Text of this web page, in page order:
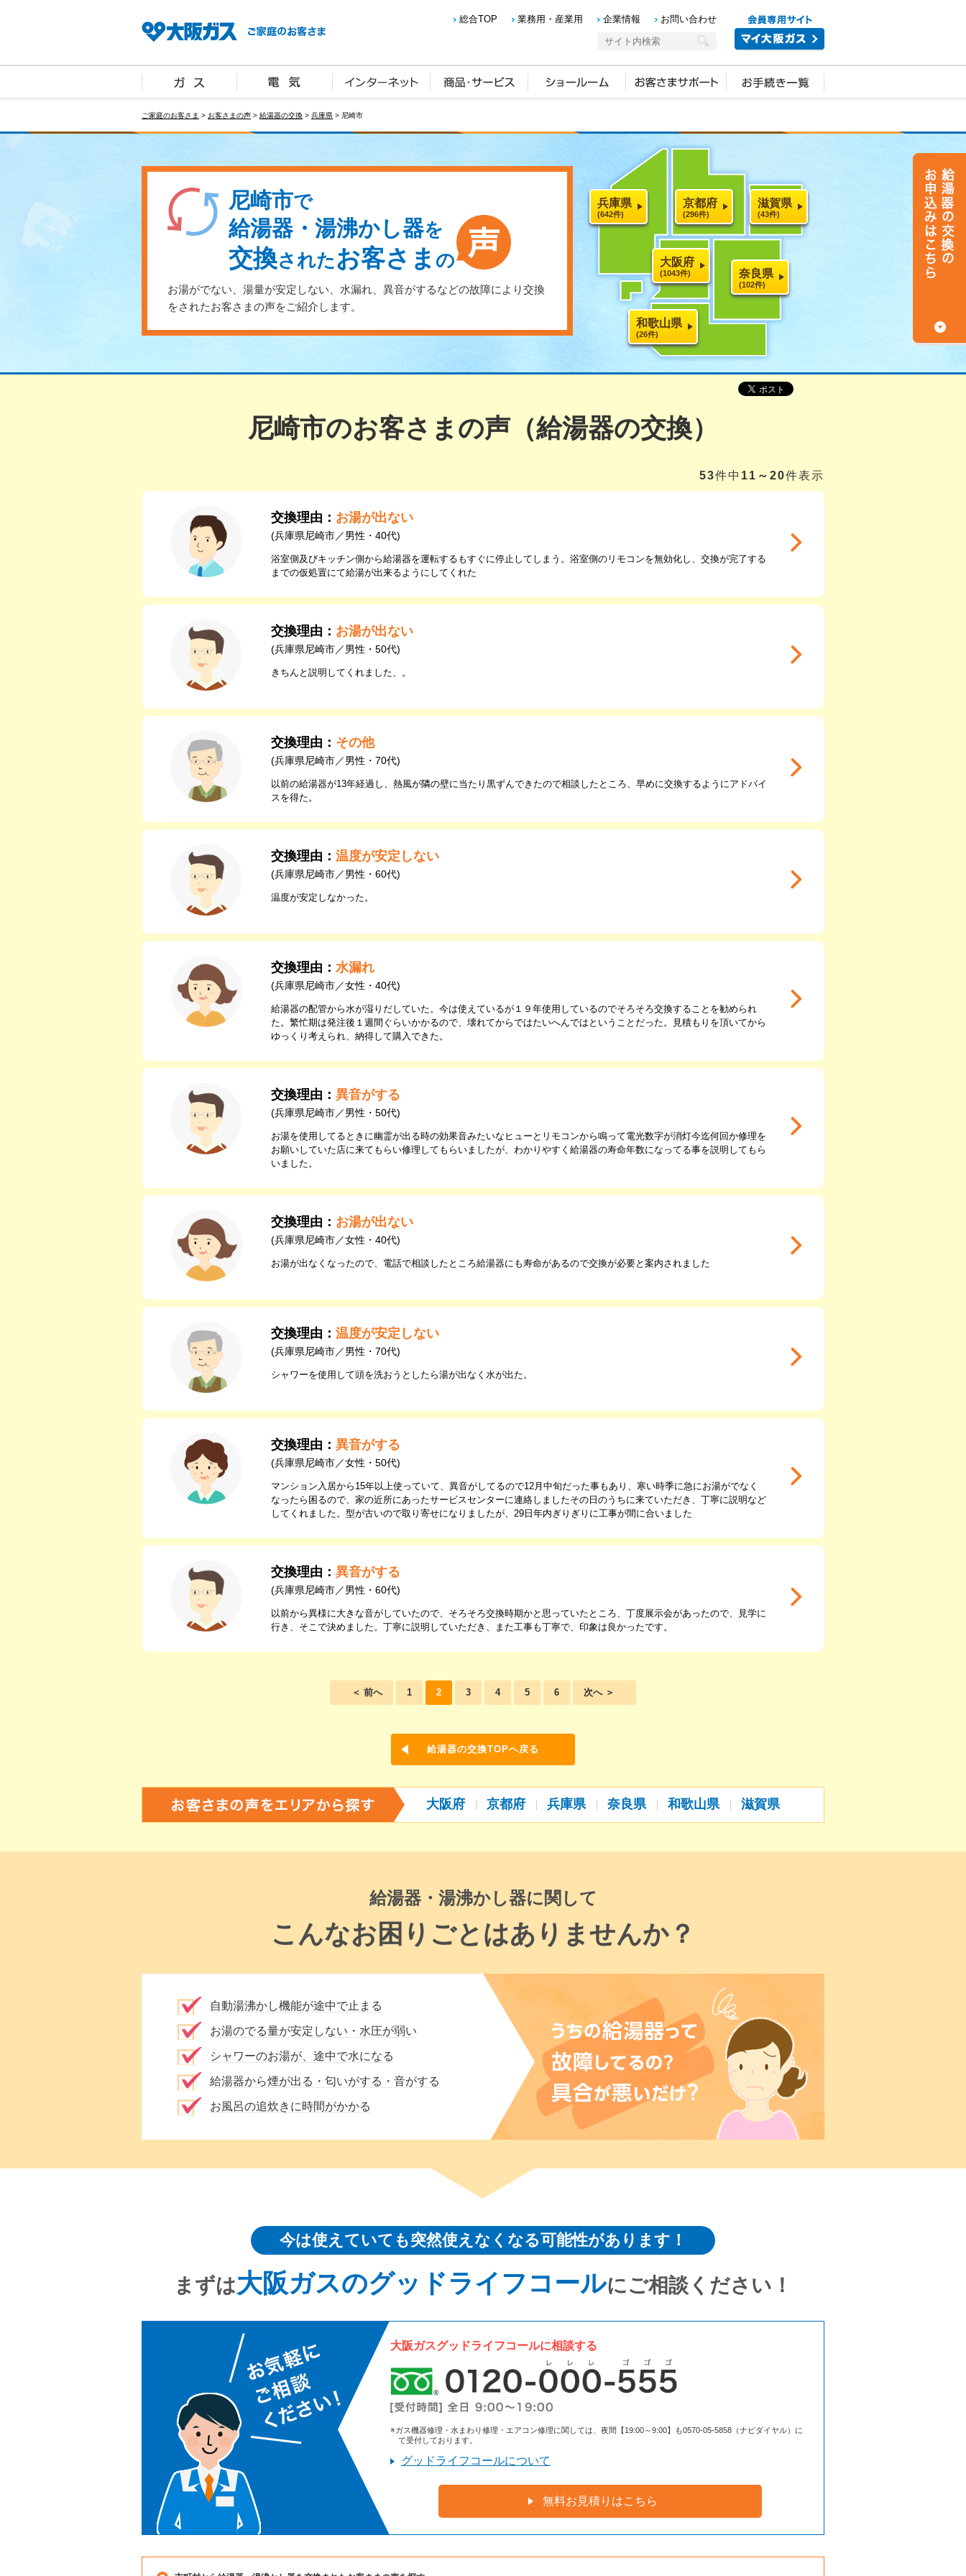
総合TOP 業務用・産業用 企業情報 お問い合わせ
ご家庭のお客さま > お客さまの声 > 給湯器の交換 > 兵庫県 > 尼崎市
尼崎市で
給湯器・湯沸かし器を
交換されたお客さま の
お湯がでない、湯量が安定しない、水漏れ、異音がするなどの故障により交換
をされたお客さまの声をご紹介します。
兵庫県
(642件)
京都府
(296件)
滋賀県
(43件)
大阪府
(1043件) 奈良県
(102件)
和歌山県
(26件)
尼崎市のお客さまの声（給湯器の交換）
53件中 11～20件表示
交換理由： お湯が出ない
(兵庫県尼崎市／男性・40代)
浴室側及びキッチン側から給湯器を運転するもすぐに停止してしまう。浴室側のリモコンを無効化し、交換が完了する
までの仮処置にて給湯が出来るようにしてくれた
交換理由： お湯が出ない
(兵庫県尼崎市／男性・50代)
きちんと説明してくれました、。
交換理由： その他
(兵庫県尼崎市／男性・70代)
以前の給湯器が13年経過し、熱風が隣の壁に当たり黒ずんできたので相談したところ、早めに交換するようにアドバイ
スを得た。
交換理由： 温度が安定しない
(兵庫県尼崎市／男性・60代)
温度が安定しなかった。
交換理由： 水漏れ
(兵庫県尼崎市／女性・40代)
給湯器の配管から水が湿りだしていた。今は使えているが１９年使用しているのでそろそろ交換することを勧められ
た。繁忙期は発注後１週間ぐらいかかるので、壊れてからではたいへんではということだった。見積もりを頂いてから
ゆっくり考えられ、納得して購入できた。
交換理由： 異音がする
(兵庫県尼崎市／男性・50代)
お湯を使用してるときに幽霊が出る時の効果音みたいなヒューとリモコンから鳴って電光数字が消灯今迄何回か修理を
お願いしていた店に来てもらい修理してもらいましたが、わかりやすく給湯器の寿命年数になってる事を説明してもら
いました。
交換理由： お湯が出ない
(兵庫県尼崎市／女性・40代)
お湯が出なくなったので、電話で相談したところ給湯器にも寿命があるので交換が必要と案内されました
交換理由： 温度が安定しない
(兵庫県尼崎市／男性・70代)
シャワーを使用して頭を洗おうとしたら湯が出なく水が出た。
交換理由： 異音がする
(兵庫県尼崎市／女性・50代)
マンション入居から15年以上使っていて、異音がしてるので12月中旬だった事もあり、寒い時季に急にお湯がでなく
なったら困るので、家の近所にあったサービスセンターに連絡しましたその日のうちに来ていただき、丁寧に説明など
してくれました。型が古いので取り寄せになりましたが、29日年内ぎりぎりに工事が間に合いました
交換理由： 異音がする
(兵庫県尼崎市／男性・60代)
以前から異様に大きな音がしていたので、そろそろ交換時期かと思っていたところ、丁度展示会があったので、見学に
行き、そこで決めました。丁寧に説明していただき、また工事も丁寧で、印象は良かったです。
＜ 前へ 1 2 3 4 5 6 次へ ＞
給湯器の交換TOPへ戻る
大阪府 京都府 兵庫県 奈良県 和歌山県 滋賀県
給湯器・湯沸かし器に関して
こんなお困りごとはありませんか？
自動湯沸かし機能が途中で止まる
お湯のでる量が安定しない・水圧が弱い
シャワーのお湯が、途中で水になる
給湯器から煙が出る・匂いがする・音がする
お風呂の追炊きに時間がかかる
今は使えていても突然使えなくなる可能性があります！
まずは大阪ガスのグッドライフコールにご相談ください！
大阪ガスグッドライフコールに相談する
※ガス機器修理・水まわり修理・エアコン修理に関しては、夜間【19:00～9:00】も0570-05-5858（ナビダイヤル）に
て受付しております。
グッドライフコールについて
無料お見積りはこちら